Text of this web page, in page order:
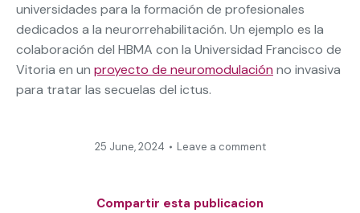
universidades para la formación de profesionales
dedicados a la neurorrehabilitación. Un ejemplo es la
colaboración del HBMA con la Universidad Francisco de
Vitoria en un proyecto de neuromodulación no invasiva
para tratar las secuelas del ictus.
25 June, 2024 Leave a comment
Compartir esta publicacion